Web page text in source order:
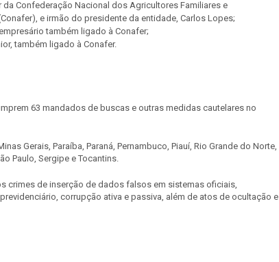
Confederação Nacional dos Agricultores Familiares e
e irmão do presidente da entidade, Carlos Lopes;
também ligado à Conafer;
também ligado à Conafer.
63 mandados de buscas e outras medidas cautelares no
Gerais, Paraíba, Paraná, Pernambuco, Piauí, Rio Grande do Norte,
Paulo, Sergipe e Tocantins.
crimes deinserção de dados falsos em sistemas oficiais,
corrupção ativa e passiva, além de atos de ocultação e